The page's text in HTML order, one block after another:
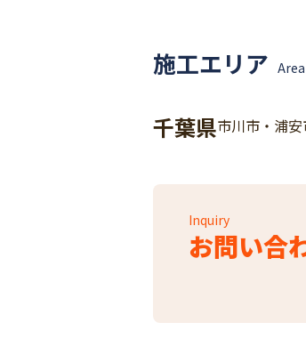
施工エリア Area
千葉県市川市・浦
お問い合
Inquiry